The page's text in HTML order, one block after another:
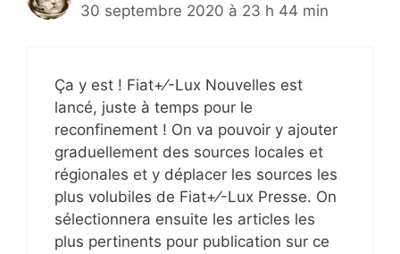
30 septembre 2020 à 23 h 44 min
Ça y est ! Fiat+⁄-Lux Nouvelles est
lancé, juste à temps pour le
reconfinement ! On va pouvoir y ajouter
graduellement des sources locales et
régionales et y déplacer les sources les
plus volubiles de Fiat+⁄-Lux Presse. On
sélectionnera ensuite les articles les
plus pertinents pour publication sur ce